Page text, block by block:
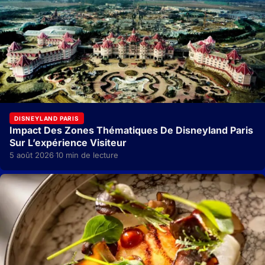
DISNEYLAND PARIS
Impact Des Zones Thématiques De Disneyland Paris
Sur L’expérience Visiteur
5 août 2026·10 min de lecture